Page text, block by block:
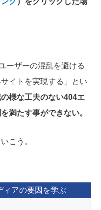
ーザーの混乱を避ける
イトを実現する」とい
様な工夫のない404エ
満たす事ができない。
こう。
ィアの要因を学ぶ